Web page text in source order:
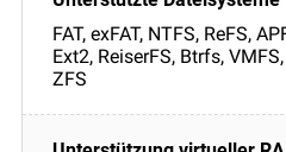
FAT, exFAT, NTFS, ReFS,
Ext2, ReiserFS, Btrfs,
ZFS